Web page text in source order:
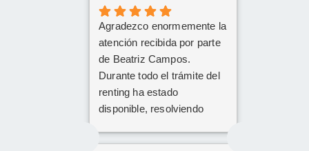
cordial
Da gusto comunicarse con
Agradezco enormemente la
atención recibida por parte
de Beatriz Campos.
Durante todo el trámite del
renting ha estado
disponible, resolviendo
amabilidad y mucha